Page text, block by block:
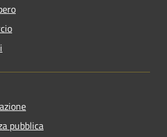
pubblica